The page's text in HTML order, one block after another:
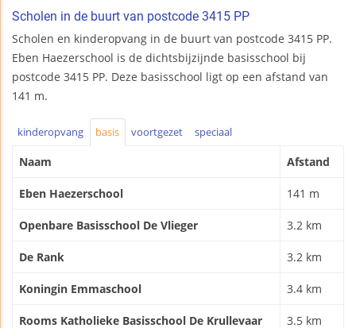
Scholen in de buurt van postcode 3415 PP
Scholen en kinderopvang in de buurt van postcode 3415 PP.
Eben Haezerschool is de dichtsbijzijnde basisschool bij
postcode 3415 PP. Deze basisschool ligt op een afstand van
141 m.
kinderopvang basis voortgezet speciaal
Naam Afstand
Eben Haezerschool 141 m
Openbare Basisschool De Vlieger 3.2 km
De Rank 3.2 km
Koningin Emmaschool 3.4 km
Rooms Katholieke Basisschool De Krullevaar 3.5 km